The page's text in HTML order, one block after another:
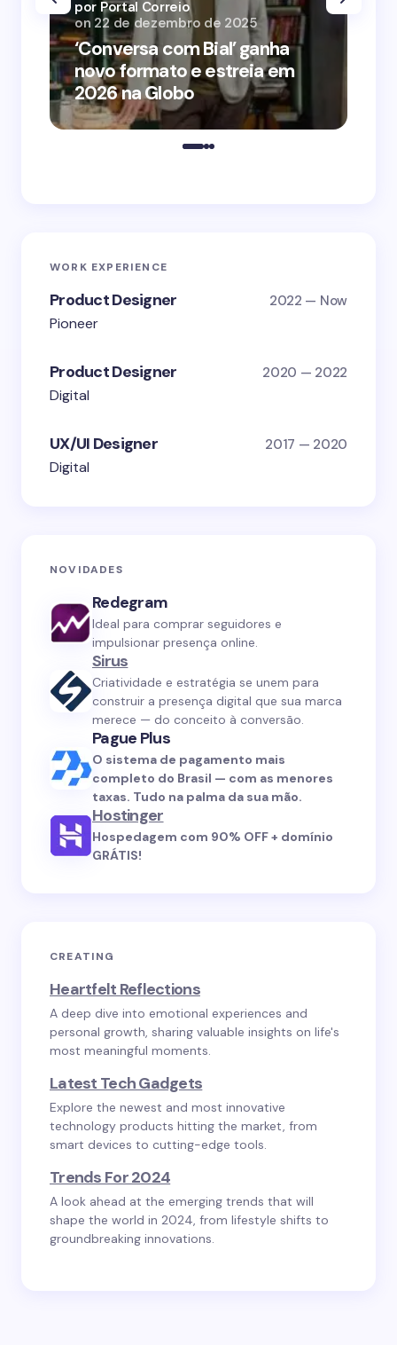
‘Conversa com Bial’ ganha
novo formato e estreia em
2026 na Globo
por Portal Correio
on 22 de dezembro de 2025
WORK EXPERIENCE
Product Designer 2022 — Now
Pioneer
Product Designer 2020 — 2022
Digital
UX/UI Designer 2017 — 2020
Digital
NOVIDADES
Redegram
Ideal para comprar seguidores e
impulsionar presença online.
Sirus
Criatividade e estratégia se unem para
construir a presença digital que sua marca
merece — do conceito à conversão.
Pague Plus
O sistema de pagamento mais
completo do Brasil — com as menores
taxas. Tudo na palma da sua mão.
Hostinger
Hospedagem com 90% OFF + domínio
GRÁTIS!
CREATING
Heartfelt Reflections
A deep dive into emotional experiences and
personal growth, sharing valuable insights on life's
most meaningful moments.
Latest Tech Gadgets
Explore the newest and most innovative
technology products hitting the market, from
smart devices to cutting-edge tools.
Trends For 2024
A look ahead at the emerging trends that will
shape the world in 2024, from lifestyle shifts to
groundbreaking innovations.